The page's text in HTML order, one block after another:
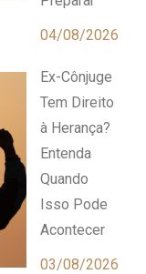
04/08/2026
Ex-Cônjuge
Tem Direito
à Herança?
Entenda
Quando
Isso Pode
Acontecer
03/08/2026